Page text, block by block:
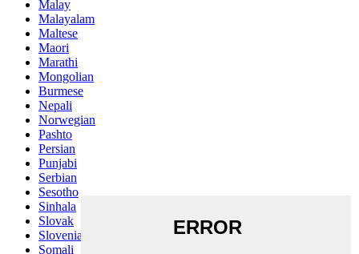
Malay
Malayalam
Maltese
Maori
Marathi
Mongolian
Burmese
Nepali
Norwegian
Pashto
Persian
Punjabi
Serbian
Sesotho
Sinhala
Slovak
Slovenian
Somali